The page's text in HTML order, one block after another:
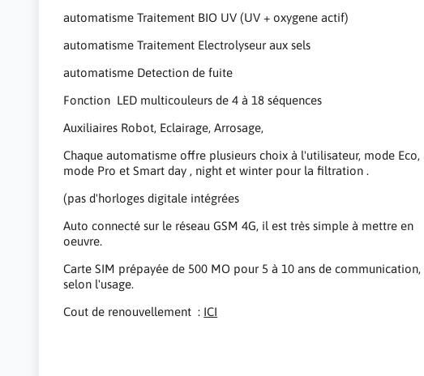
automatisme Traitement BIO UV (UV + oxygene actif)
automatisme Traitement Electrolyseur aux sels
automatisme Detection de fuite
Fonction LED multicouleurs de 4 à 18 séquences
Auxiliaires Robot, Eclairage, Arrosage,
Chaque automatisme offre plusieurs choix à l'utilisateur, mode Eco,
mode Pro et Smart day , night et winter pour la filtration .
(pas d'horloges digitale intégrées
Auto connecté sur le réseau GSM 4G, il est très simple à mettre en
oeuvre.
Carte SIM prépayée de 500 MO pour 5 à 10 ans de communication,
selon l'usage.
Cout de renouvellement : ICI